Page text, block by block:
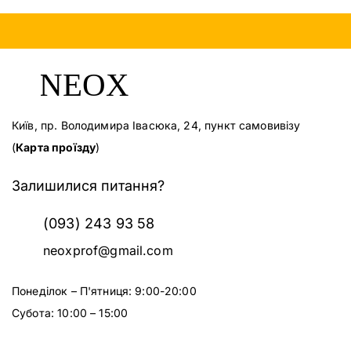
Київ, пр. Володимира Івасюка, 24, пункт самовивізу
(Карта проїзду)
Залишилися питання?
(093) 243 93 58
neoxprof@gmail.com
Понеділок – П'ятниця: 9:00-20:00
Субота: 10:00 – 15:00